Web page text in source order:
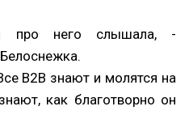
про него слышала, -
B2B знают и молятся на
как благотворно он